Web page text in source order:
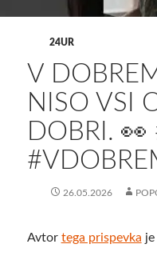
24UR
V
NISO VSI
DOBRI. 👀
26.05.2026
Avtor tega prispevka